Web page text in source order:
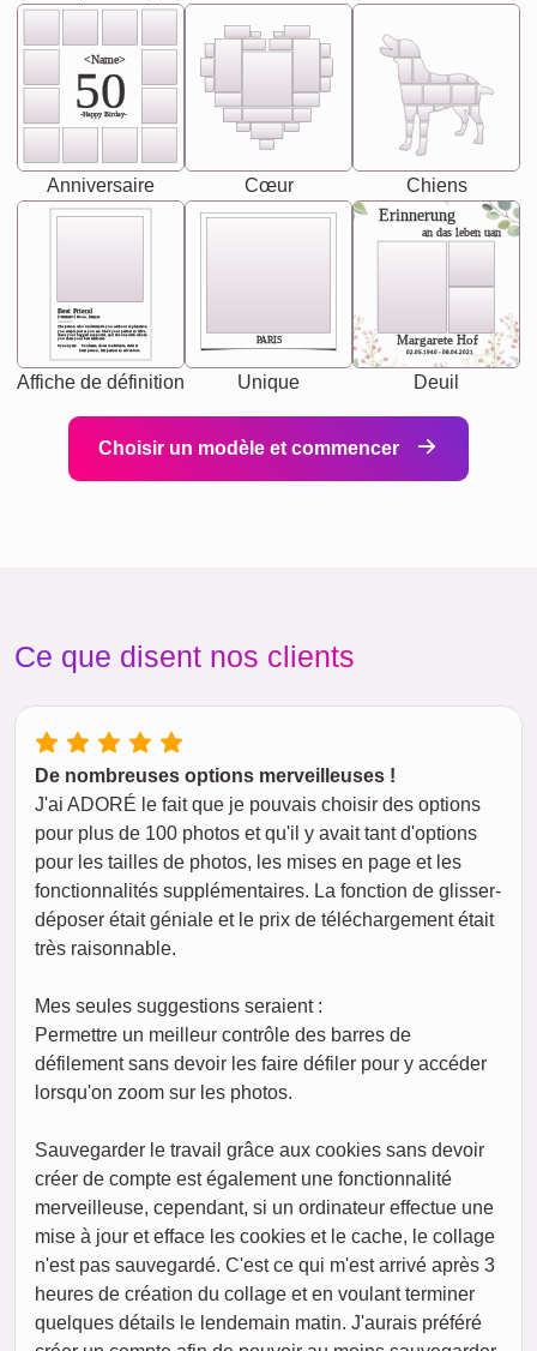
<Name>
50
-Happy Birday-
Anniversaire Cœur Chiens
Best Friend
[<NAME>] Noun, feminie
Synonyms: Soulmate, closet confidante, sister at
heart person, life partner in adventure.
The person who understands you without explanation
you accepts just as you are. She's your partner in life's,
chaos your biggest supporter, and the one with whom
you share your best memories.
Affiche de définition
PARIS
Unique
Erinnerung
an das leben uan
Margarete Hof
02.05.1940 - 08.04.2021
Deuil
Choisir un modèle et commencer
Ce que disent nos clients
De nombreuses options merveilleuses !
J'ai ADORÉ le fait que je pouvais choisir des options
pour plus de 100 photos et qu'il y avait tant d'options
pour les tailles de photos, les mises en page et les
fonctionnalités supplémentaires. La fonction de glisser-
déposer était géniale et le prix de téléchargement était
très raisonnable.
Mes seules suggestions seraient :
Permettre un meilleur contrôle des barres de
défilement sans devoir les faire défiler pour y accéder
lorsqu'on zoom sur les photos.
Sauvegarder le travail grâce aux cookies sans devoir
créer de compte est également une fonctionnalité
merveilleuse, cependant, si un ordinateur effectue une
mise à jour et efface les cookies et le cache, le collage
n'est pas sauvegardé. C'est ce qui m'est arrivé après 3
heures de création du collage et en voulant terminer
quelques détails le lendemain matin. J'aurais préféré